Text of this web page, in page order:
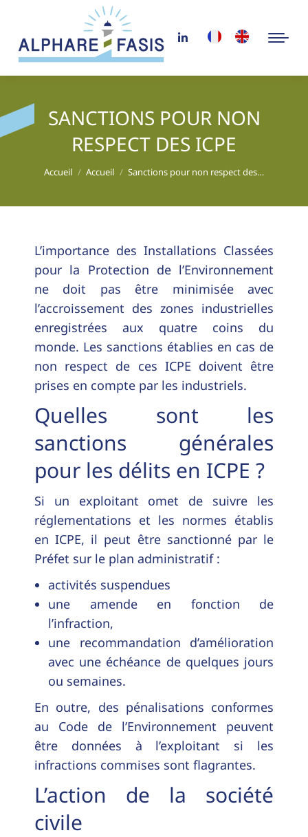
SANCTIONS POUR NON
RESPECT DES ICPE
Vous êtes ici :
Accueil Accueil Sanctions pour non respect des…
L’importance des Installations Classées
pour la Protection de l’Environnement
ne doit pas être minimisée avec
l’accroissement des zones industrielles
enregistrées aux quatre coins du
monde. Les sanctions établies en cas de
non respect de ces ICPE doivent être
prises en compte par les industriels.
Quelles sont les
sanctions générales
pour les délits en ICPE ?
Si un exploitant omet de suivre les
réglementations et les normes établis
en ICPE, il peut être sanctionné par le
Préfet sur le plan administratif :
activités suspendues
une amende en fonction de
l’infraction,
une recommandation d’amélioration
avec une échéance de quelques jours
ou semaines.
En outre, des pénalisations conformes
au Code de l’Environnement peuvent
être données à l’exploitant si les
infractions commises sont flagrantes.
L’action de la société
civile